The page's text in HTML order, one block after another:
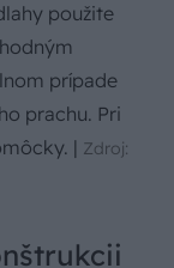
použite
prípade
prachu. Pri
| Zdroj: